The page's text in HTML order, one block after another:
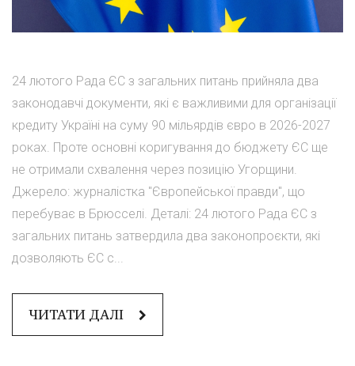
24 лютого Рада ЄС з загальних питань прийняла два
законодавчі документи, які є важливими для організації
кредиту Україні на суму 90 мільярдів євро в 2026-2027
роках. Проте основні коригування до бюджету ЄС ще
не отримали схвалення через позицію Угорщини.
Джерело: журналістка "Європейської правди", що
перебуває в Брюсселі. Деталі: 24 лютого Рада ЄС з
загальних питань затвердила два законопроєкти, які
дозволяють ЄС с...
ЧИТАТИ ДАЛІ